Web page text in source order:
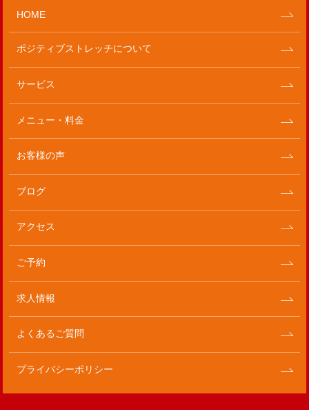
HOME
ポジティブストレッチについて
サービス
メニュー・料金
お客様の声
ブログ
アクセス
ご予約
求人情報
よくあるご質問
プライバシーポリシー